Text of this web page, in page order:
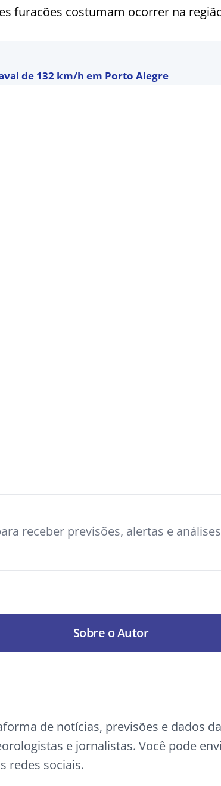
furacões costumam ocorrer na
de 132 km/h em Porto Alegre
receber previsões, alertas e
Sobre o Autor
de notícias, previsões e dados
e jornalistas. Você pode
redes sociais.